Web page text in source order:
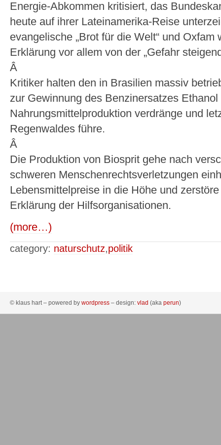
Energie-Abkommen kritisiert, das
heute auf ihrer Lateinamerika-Reise
evangelische „Brot für die Welt“ und
Erklärung vor allem von der „Gefahr
Â
Kritiker halten den in Brasilien massiv
zur Gewinnung des Benzinersatzes
Nahrungsmittelproduktion verdränge und
Regenwaldes führe.
Â
Die Produktion von Biosprit gehe nach
schweren Menschenrechtsverletzungen
Lebensmittelpreise in die Höhe und
Erklärung der Hilfsorganisationen.
(more…)
category: naturschutz,politik
© klaus hart – powered by wordpress – design: vlad (aka perun)